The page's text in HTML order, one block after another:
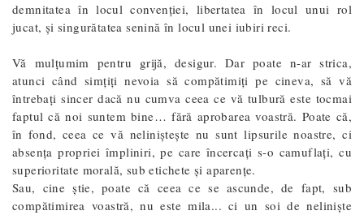
demnitatea în locul convenției, libertatea în locul unui rol
jucat, și singurătatea senină în locul unei iubiri reci.
Vă mulțumim pentru grijă, desigur. Dar poate n-ar strica,
atunci când simțiți nevoia să compătimiți pe cineva, să vă
întrebați sincer dacă nu cumva ceea ce vă tulbură este tocmai
faptul că noi suntem bine… fără aprobarea voastră. Poate că,
în fond, ceea ce vă neliniștește nu sunt lipsurile noastre, ci
absența propriei împliniri, pe care încercați s-o camuflați, cu
superioritate morală, sub etichete și aparențe.
Sau, cine știe, poate că ceea ce se ascunde, de fapt, sub
compătimirea voastră, nu este mila... ci un soi de neliniște